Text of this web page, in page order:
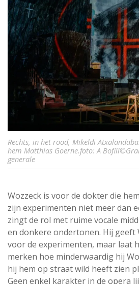
Rechts, in het rood, Mikeldi
hem Matthias Goerne.foto: A
generale
Wozzeck is voor de dokter die
zijn experimenten niet meer dan
zingt de rol met ruime vocale
en donkere ondertonen. Hij geeft
voor de experimenten, maar laat
merken hoe minderwaardig hij
hij hem op straat wild heeft zien
Geen enkel karakter in de opera